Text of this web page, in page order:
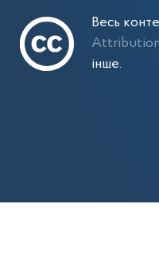
Весь
Attribution
інше.